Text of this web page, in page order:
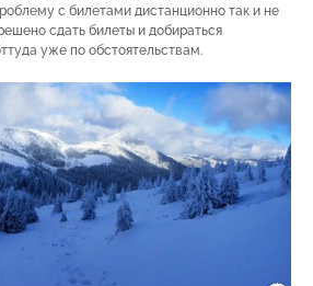
с билетами дистанционно так и не
сдать билеты и добираться
уже по обстоятельствам.